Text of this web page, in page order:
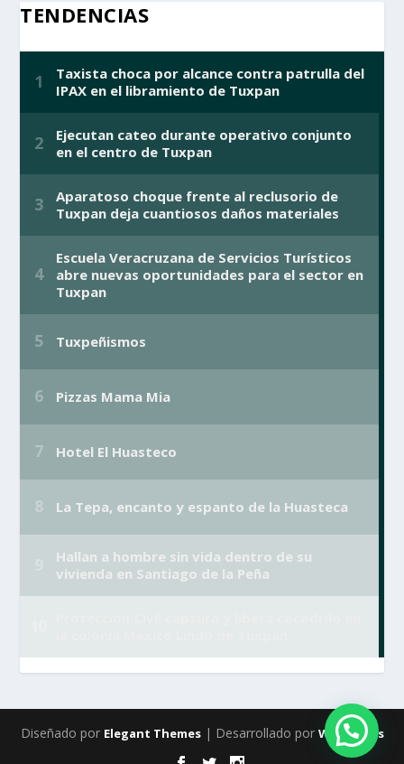
TENDENCIAS
Diseñado por Elegant Themes| Desarrollado por WordPress